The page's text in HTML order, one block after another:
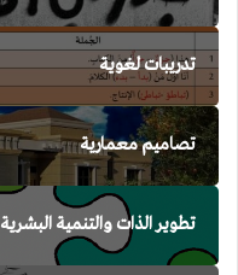
تدريبات لغوية
تصاميم معمارية
تطوير الذات والتنمية البشرية